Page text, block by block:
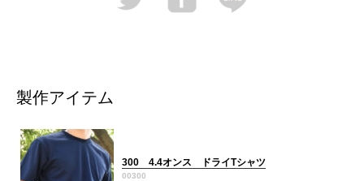
製作アイテム
300 4.4オンス ドライTシャツ
00300